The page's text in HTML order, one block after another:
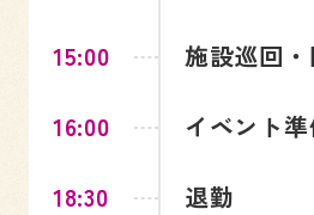
15:00 施設巡回
16:00 イベント
18:30 退勤